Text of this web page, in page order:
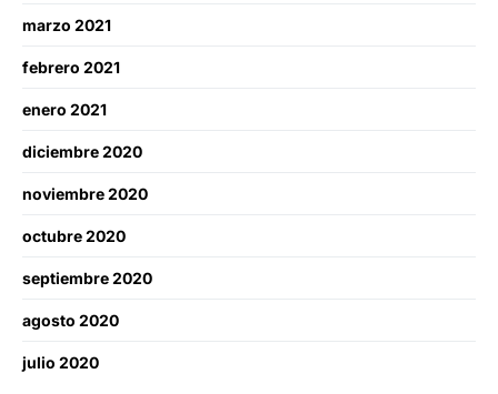
marzo 2021
febrero 2021
enero 2021
diciembre 2020
noviembre 2020
octubre 2020
septiembre 2020
agosto 2020
julio 2020